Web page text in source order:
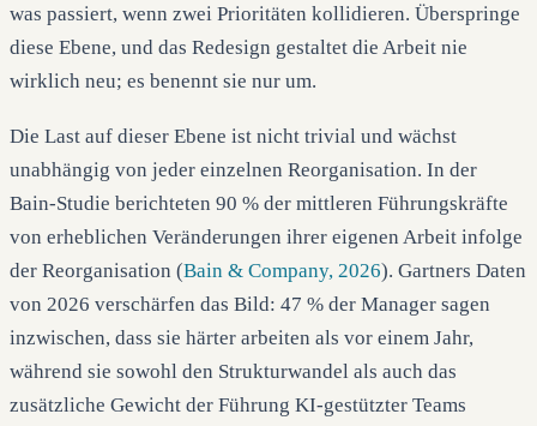
was passiert, wenn zwei Prioritäten kollidieren. Überspringe
diese Ebene, und das Redesign gestaltet die Arbeit nie
wirklich neu; es benennt sie nur um.
Die Last auf dieser Ebene ist nicht trivial und wächst
unabhängig von jeder einzelnen Reorganisation. In der
Bain-Studie berichteten 90 % der mittleren Führungskräfte
von erheblichen Veränderungen ihrer eigenen Arbeit infolge
der Reorganisation (Bain & Company, 2026). Gartners Daten
von 2026 verschärfen das Bild: 47 % der Manager sagen
inzwischen, dass sie härter arbeiten als vor einem Jahr,
während sie sowohl den Strukturwandel als auch das
zusätzliche Gewicht der Führung KI-gestützter Teams